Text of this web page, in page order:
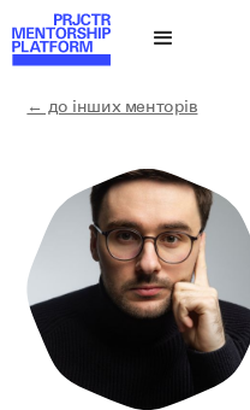
← до інших менторів